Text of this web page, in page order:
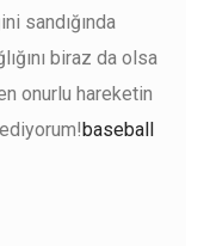
sandığında
biraz da olsa
onurlu hareketin
baseball